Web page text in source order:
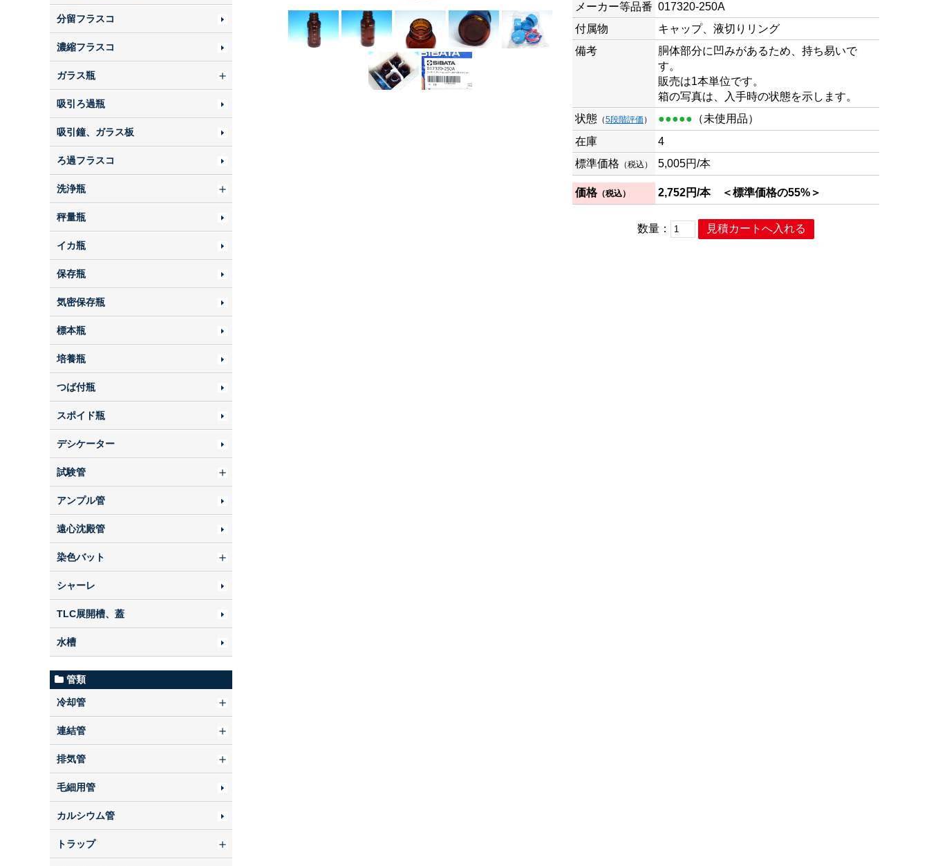
メーカー等品番 017320-250A
付属物
キャップ、液切りリング
備考
胴体部分に凹みがあるため、持ち易いで
す。
販売は1本単位です。
箱の写真は、入手時の状態を示します。
状態 （5段階評価 ） ●●●●● （未使用品）
在庫
4
標準価格 （税込） 5,005円/本
価格（税込） 2,752円/本 ＜標準価格の55%＞
数量：
分留フラスコ
濃縮フラスコ
ガラス瓶
吸引ろ過瓶
吸引鐘、ガラス板
ろ過フラスコ
洗浄瓶
秤量瓶
イカ瓶
保存瓶
気密保存瓶
標本瓶
培養瓶
つば付瓶
スポイド瓶
デシケーター
試験管
アンプル管
遠心沈殿管
染色バット
シャーレ
TLC展開槽、蓋
水槽
管類
冷却管
連結管
排気管
毛細用管
カルシウム管
トラップ